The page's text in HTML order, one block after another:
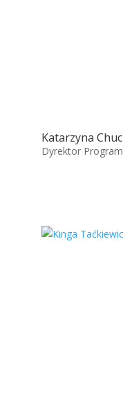
Katarzyna
Dyrektor